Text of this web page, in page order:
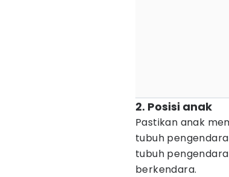
2. Posisi anak
Pastikan anak
tubuh
tubuh
berkendara.